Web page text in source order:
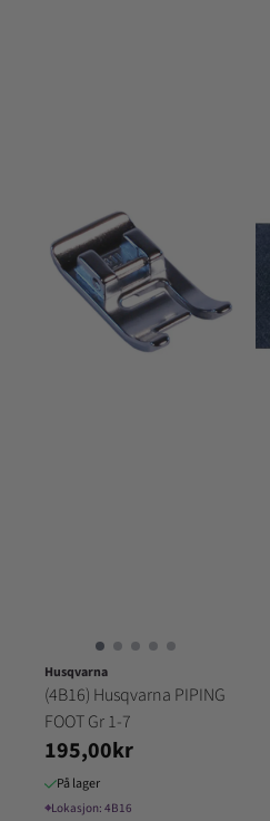
Husqvarna
(4B16) Husqvarna PIPING
FOOT Gr 1-7
195,00kr
På lager
⌖Lokasjon: 4B16